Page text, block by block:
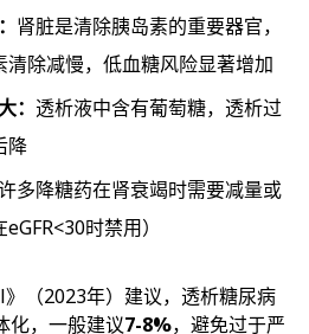
肾脏是清除胰岛素的重要器官，
清除减慢，低血糖风险显著增加
： 透析液中含有葡萄糖，透析过
降
多降糖药在肾衰竭时需要减量或
时禁用）
（2023年）建议，透析糖尿病
化，一般建议7-8%，避免过于严